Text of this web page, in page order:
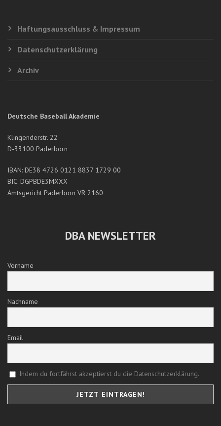
U12 EM - VORBEREITUNGSSPIEL GEGEN TSCHECHIEN
Geschrieben von:Heiko Schumacher
Posted on: 11. Juni 2016
Haftungsausschluss & Impressum
Datenschutzerklärung
Archiv
Deutsche Baseball Akademie
Klingenderstr. 22
D-33100 Paderborn
IBAN: DE38 4726 0121 8837 1729 00
BIC: DGPBDE3MXXX
Amtsgericht Paderborn VR 2160
DBA NEWSLETTER
Vorname
Nachname
Email
Indem du fortfährst akzeptierst du die Datenschutzerklärung.